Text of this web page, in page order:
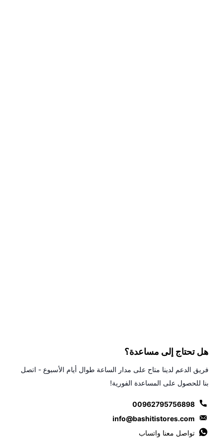
هل تحتاج إلى مساعدة؟
فريق الدعم لدينا متاح على مدار الساعة طوال أيام الأسبوع - اتصل
بنا للحصول على المساعدة الفورية!
00962795756898
info@bashitistores.com
تواصل معنا واتساب